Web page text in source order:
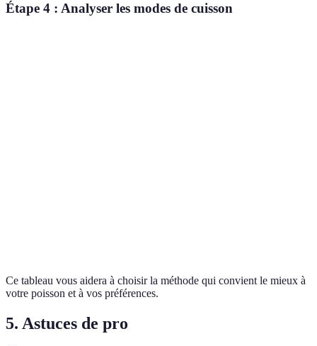
Étape 4 : Analyser les modes de cuisson
Ce tableau vous aidera à choisir la méthode qui convient le mieux à
votre poisson et à vos préférences.
5. Astuces de pro